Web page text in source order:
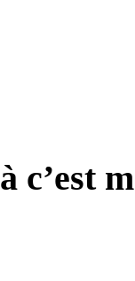
c’est